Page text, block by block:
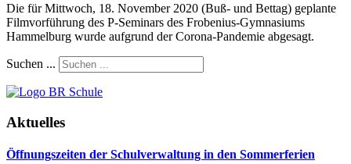
Die für Mittwoch, 18. November 2020 (Buß- und Bettag) geplante
Filmvorführung des P-Seminars des Frobenius-Gymnasiums
Hammelburg wurde aufgrund der Corona-Pandemie abgesagt.
Suchen ...
Aktuelles
Öffnungszeiten der Schulverwaltung in den Sommerferien